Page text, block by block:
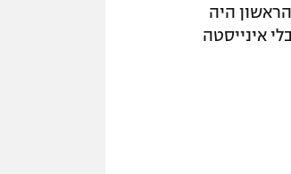
הראשון היה
היו השחקן ה-12, כי שיחקנו בלי אינייסטה